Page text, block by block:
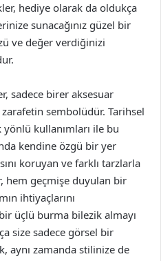
hediye olarak da oldukça
sunacağınız güzel bir
ve değer verdiğinizi
sadece birer aksesuar
zarafetin sembolüdür. Tarihsel
yönlü kullanımları ile bu
kendine özgü bir yer
koruyan ve farklı tarzlarla
hem geçmişe duyulan bir
ihtiyaçlarını
bir üçlü burma bilezik almayı
size sadece görsel bir
aynı zamanda stilinize de